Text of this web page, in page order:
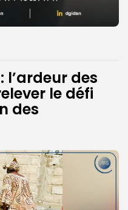
l’ardeur des
le défi
des